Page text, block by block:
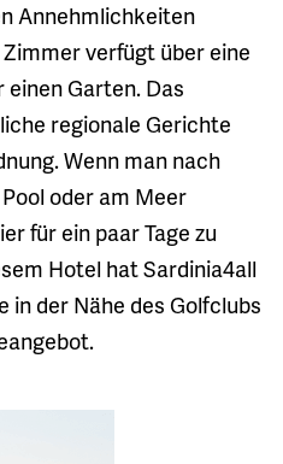
Annehmlichkeiten
verfügt über eine
einen Garten. Das
regionale Gerichte
Wenn man nach
oder am Meer
für ein paar Tage zu
Hotel hat Sardinia4all
der Nähe des Golfclubs